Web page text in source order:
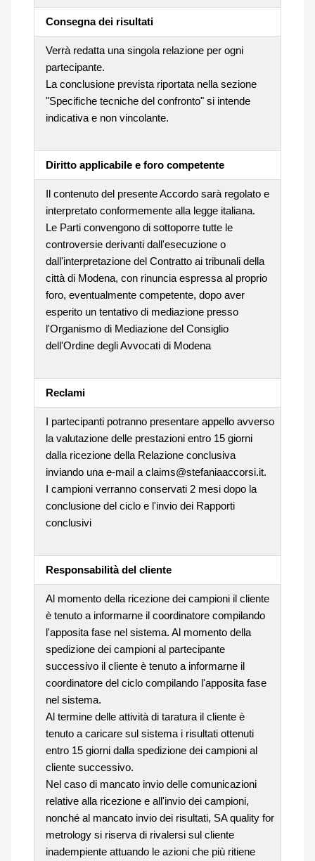
Consegna dei risultati
Verrà redatta una singola relazione per ogni
partecipante.
La conclusione prevista riportata nella sezione
"Specifiche tecniche del confronto" si intende
indicativa e non vincolante.
Diritto applicabile e foro competente
Il contenuto del presente Accordo sarà regolato e
interpretato conformemente alla legge italiana.
Le Parti convengono di sottoporre tutte le
controversie derivanti dall'esecuzione o
dall'interpretazione del Contratto ai tribunali della
città di Modena, con rinuncia espressa al proprio
foro, eventualmente competente, dopo aver
esperito un tentativo di mediazione presso
l'Organismo di Mediazione del Consiglio
dell'Ordine degli Avvocati di Modena
Reclami
I partecipanti potranno presentare appello avverso
la valutazione delle prestazioni entro 15 giorni
dalla ricezione della Relazione conclusiva
inviando una e-mail a claims@stefaniaaccorsi.it.
I campioni verranno conservati 2 mesi dopo la
conclusione del ciclo e l'invio dei Rapporti
conclusivi
Responsabilità del cliente
Al momento della ricezione dei campioni il cliente
è tenuto a informarne il coordinatore compilando
l'apposita fase nel sistema. Al momento della
spedizione dei campioni al partecipante
successivo il cliente è tenuto a informarne il
coordinatore del ciclo compilando l'apposita fase
nel sistema.
Al termine delle attività di taratura il cliente è
tenuto a caricare sul sistema i risultati ottenuti
entro 15 giorni dalla spedizione dei campioni al
cliente successivo.
Nel caso di mancato invio delle comunicazioni
relative alla ricezione e all'invio dei campioni,
nonché al mancato invio dei risultati, SA quality for
metrology si riserva di rivalersi sul cliente
inadempiente attuando le azioni che più ritiene